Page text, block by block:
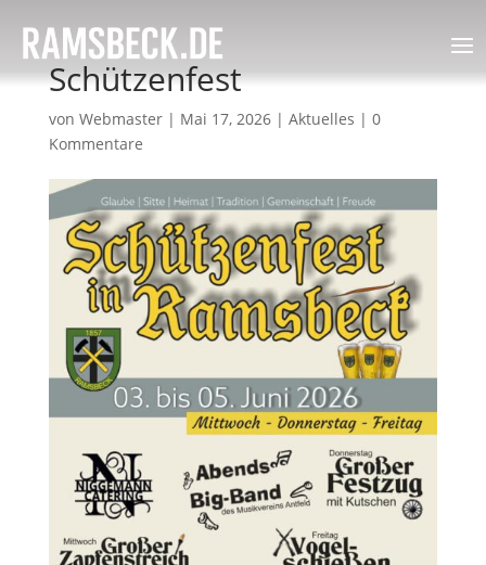
Schützenfest
von Webmaster| Mai 17, 2026| Aktuelles | 0
Kommentare